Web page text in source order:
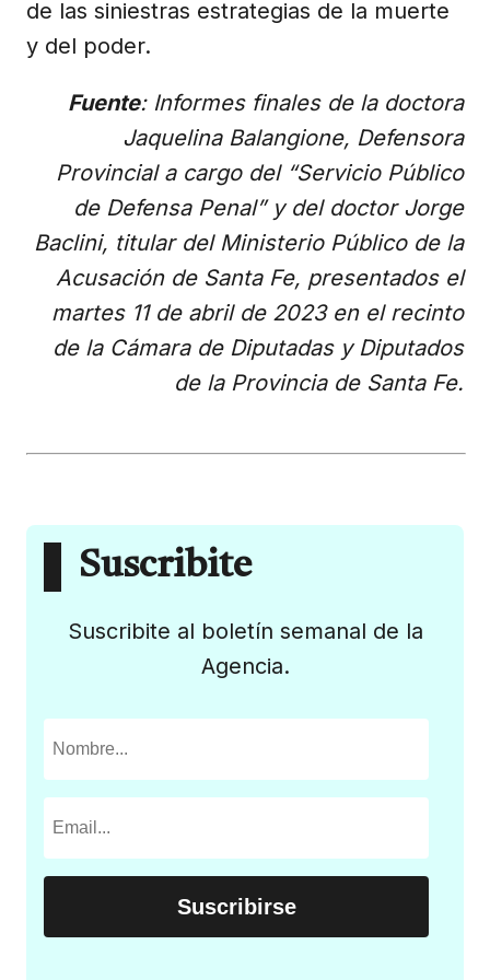
de las siniestras estrategias de la muerte
y del poder.
Fuente: Informes finales de la doctora
Jaquelina Balangione, Defensora
Provincial a cargo del “Servicio Público
de Defensa Penal” y del doctor Jorge
Baclini, titular del Ministerio Público de la
Acusación de Santa Fe, presentados el
martes 11 de abril de 2023 en el recinto
de la Cámara de Diputadas y Diputados
de la Provincia de Santa Fe.
Suscribite
Suscribite al boletín semanal de la
Agencia.